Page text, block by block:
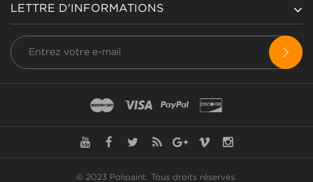
LETTRE D'INFORMATIONS
© 2023 Polipaint. Tous droits réservés.